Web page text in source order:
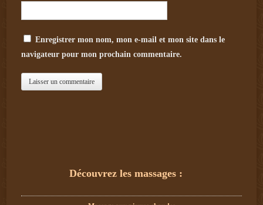
Enregistrer mon nom, mon e-mail et mon site dans le
navigateur pour mon prochain commentaire.
Découvrez les massages :